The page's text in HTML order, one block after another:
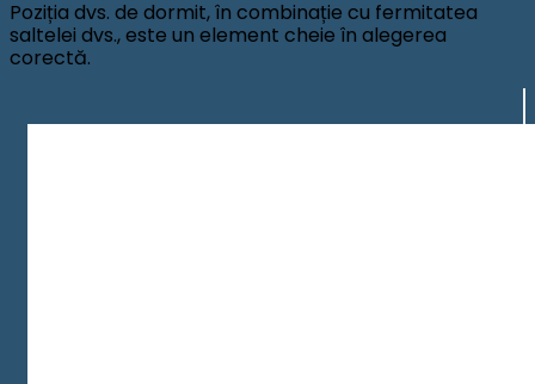
Poziția dvs. de dormit, în combinație cu fermitatea
saltelei dvs., este un element cheie în alegerea
corectă.